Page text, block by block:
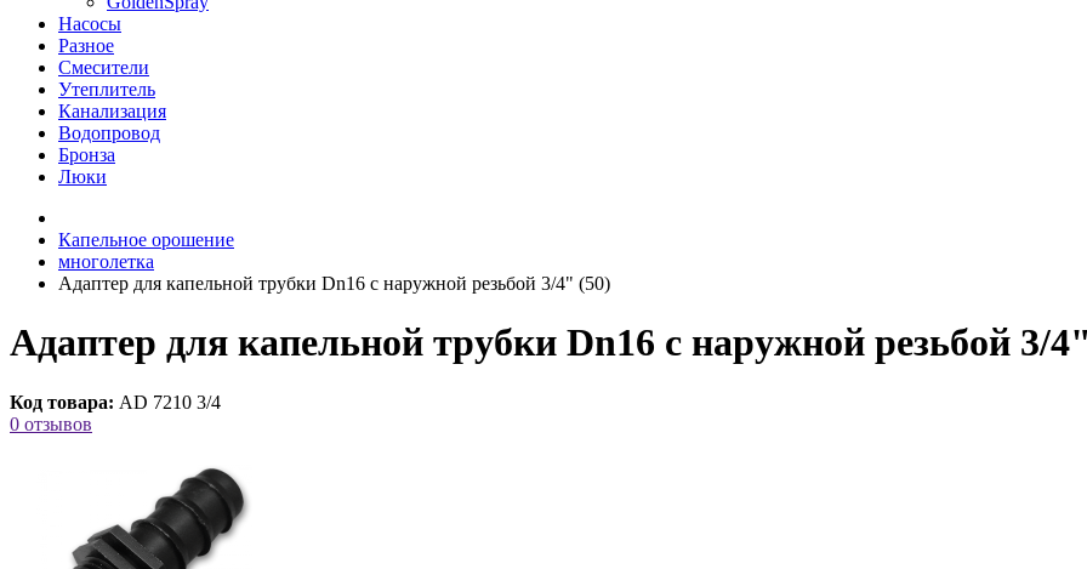
Насосы
Разное
Смесители
Утеплитель
Канализация
Водопровод
Бронза
Люки
Капельное орошение
многолетка
Адаптер для капельной трубки Dn16 с наружной резьбой 3/4" (50)
Адаптер для капельной трубки Dn16 с наружной резьбой 3/
Код товара: AD 7210 3/4
0 отзывов